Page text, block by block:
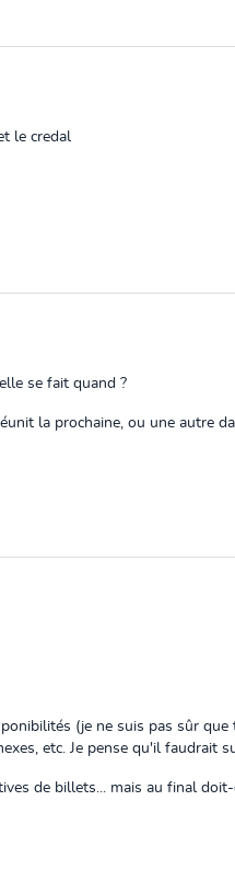
le credal
se fait quand ?
la prochaine, ou une autre
(je ne suis pas sûr
etc. Je pense qu'il faudrait
de billets... mais au final